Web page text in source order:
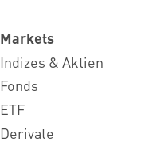
Markets
Indizes & Aktien
Fonds
ETF
Derivate